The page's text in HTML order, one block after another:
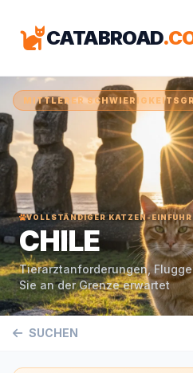
CATABROAD
MITTLERER
VOLLSTÄNDIGER KATZEN-
CHILE
Tierarztanforderungen,
Sie an der Grenze erwartet
SUCHEN